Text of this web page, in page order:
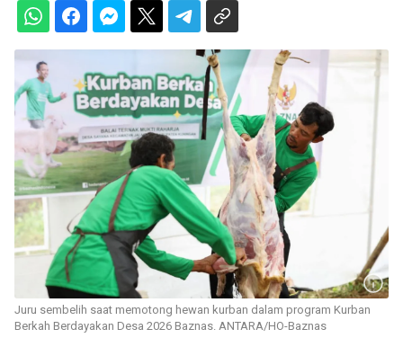
Juru sembelih saat memotong hewan kurban dalam program Kurban
Berkah Berdayakan Desa 2026 Baznas. ANTARA/HO-Baznas